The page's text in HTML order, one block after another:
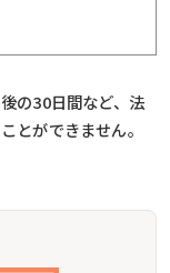
の30日間など、法
とができません。